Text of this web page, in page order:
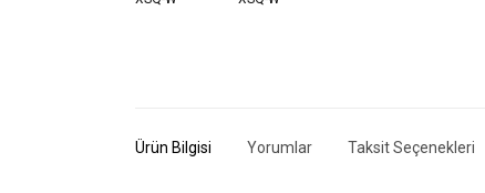
Ürün Bilgisi Yorumlar Taksit Seçenekleri